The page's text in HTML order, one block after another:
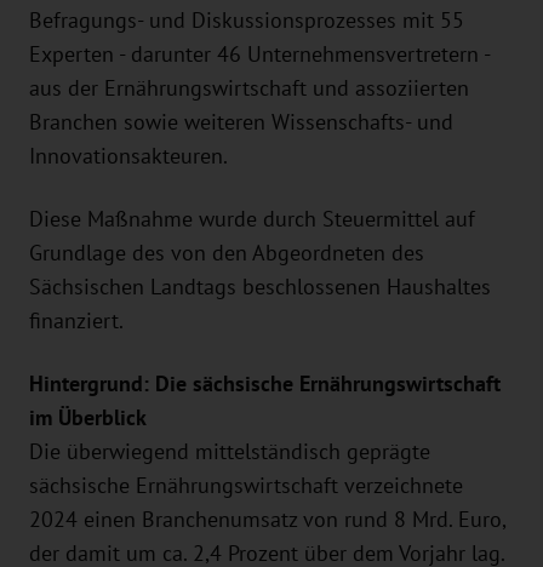
Befragungs- und Diskussionsprozesses mit 55
Experten - darunter 46 Unternehmensvertretern -
aus der Ernährungswirtschaft und assoziierten
Branchen sowie weiteren Wissenschafts- und
Innovationsakteuren.
Diese Maßnahme wurde durch Steuermittel auf
Grundlage des von den Abgeordneten des
Sächsischen Landtags beschlossenen Haushaltes
finanziert.
Hintergrund: Die sächsische Ernährungswirtschaft
im Überblick
Die überwiegend mittelständisch geprägte
sächsische Ernährungswirtschaft verzeichnete
2024 einen Branchenumsatz von rund 8 Mrd. Euro,
der damit um ca. 2,4 Prozent über dem Vorjahr lag.